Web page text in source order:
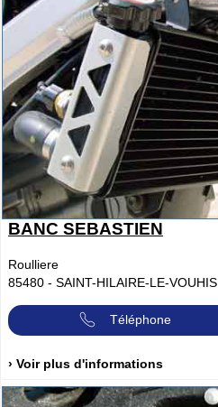
BANC SEBASTIEN
Roulliere
85480 - SAINT-HILAIRE-LE-VOUHIS
Téléphone
› Voir plus d'informations